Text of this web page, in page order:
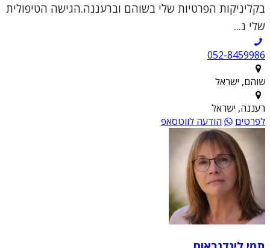
בקליניקות הפרטיות שלי בשוהם וברעננה.הגישה הטיפולית
שלי נ...
052-8459986
שוהם, ישראל
רעננה, ישראל
לפרטים
הודעה לווטסאפ